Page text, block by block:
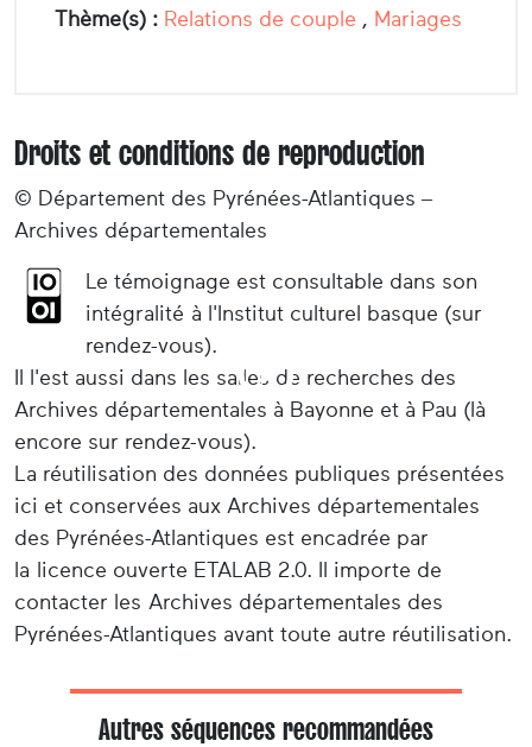
Thème(s) : Relations de couple , Mariages
Droits et conditions de reproduction
© Département des Pyrénées-Atlantiques –
Archives départementales
Le témoignage est consultable dans son
intégralité à l'Institut culturel basque (sur
rendez-vous).
Il l'est aussi dans les salles de recherches des
Archives départementales à Bayonne et à Pau (là
encore sur rendez-vous).
La réutilisation des données publiques présentées
ici et conservées aux Archives départementales
des Pyrénées-Atlantiques est encadrée par
la licence ouverte ETALAB 2.0. Il importe de
contacter les Archives départementales des
Pyrénées-Atlantiques avant toute autre réutilisation.
Autres séquences recommandées